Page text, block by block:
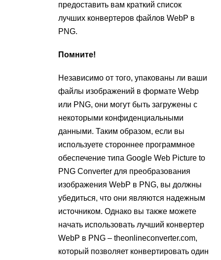
предоставить вам краткий список
лучших конвертеров файлов WebP в
PNG.
Помните!
Независимо от того, упакованы ли ваши
файлы изображений в формате Webp
или PNG, они могут быть загружены с
некоторыми конфиденциальными
данными. Таким образом, если вы
используете стороннее программное
обеспечение типа Google Web Picture to
PNG Converter для преобразования
изображения WebP в PNG, вы должны
убедиться, что они являются надежным
источником. Однако вы также можете
начать использовать лучший конвертер
WebP в PNG – theonlineconverter.com,
который позволяет конвертировать один